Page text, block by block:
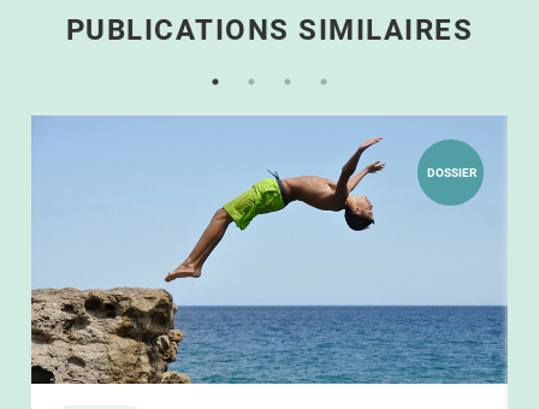
PUBLICATIONS SIMILAIRES
DOSSIER